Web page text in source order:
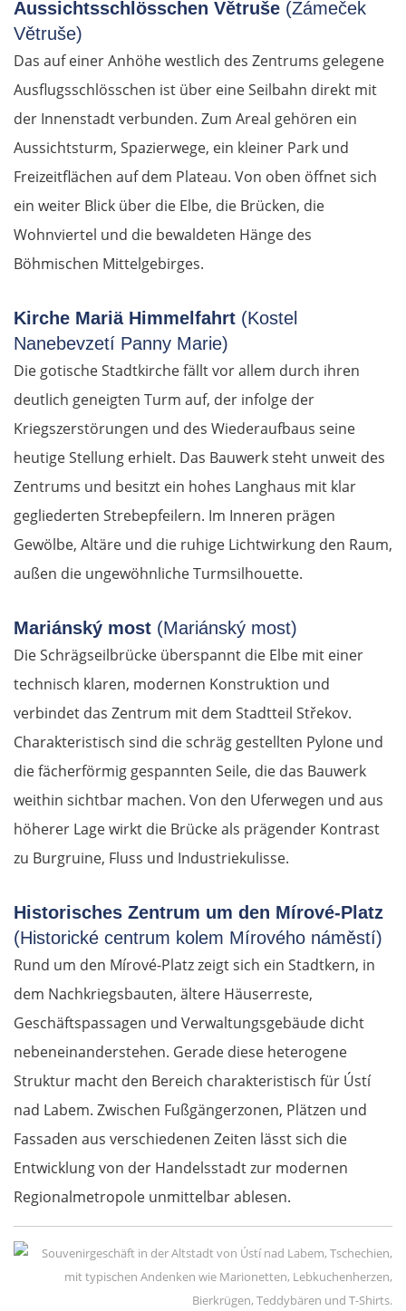
Aussichtsschlösschen Větruše (Zámeček
Větruše)
Das auf einer Anhöhe westlich des Zentrums gelegene
Ausflugsschlösschen ist über eine Seilbahn direkt mit
der Innenstadt verbunden. Zum Areal gehören ein
Aussichtsturm, Spazierwege, ein kleiner Park und
Freizeitflächen auf dem Plateau. Von oben öffnet sich
ein weiter Blick über die Elbe, die Brücken, die
Wohnviertel und die bewaldeten Hänge des
Böhmischen Mittelgebirges.
Kirche Mariä Himmelfahrt (Kostel
Nanebevzetí Panny Marie)
Die gotische Stadtkirche fällt vor allem durch ihren
deutlich geneigten Turm auf, der infolge der
Kriegszerstörungen und des Wiederaufbaus seine
heutige Stellung erhielt. Das Bauwerk steht unweit des
Zentrums und besitzt ein hohes Langhaus mit klar
gegliederten Strebepfeilern. Im Inneren prägen
Gewölbe, Altäre und die ruhige Lichtwirkung den Raum,
außen die ungewöhnliche Turmsilhouette.
Mariánský most (Mariánský most)
Die Schrägseilbrücke überspannt die Elbe mit einer
technisch klaren, modernen Konstruktion und
verbindet das Zentrum mit dem Stadtteil Střekov.
Charakteristisch sind die schräg gestellten Pylone und
die fächerförmig gespannten Seile, die das Bauwerk
weithin sichtbar machen. Von den Uferwegen und aus
höherer Lage wirkt die Brücke als prägender Kontrast
zu Burgruine, Fluss und Industriekulisse.
Historisches Zentrum um den Mírové-Platz
(Historické centrum kolem Mírového náměstí)
Rund um den Mírové-Platz zeigt sich ein Stadtkern, in
dem Nachkriegsbauten, ältere Häuserreste,
Geschäftspassagen und Verwaltungsgebäude dicht
nebeneinanderstehen. Gerade diese heterogene
Struktur macht den Bereich charakteristisch für Ústí
nad Labem. Zwischen Fußgängerzonen, Plätzen und
Fassaden aus verschiedenen Zeiten lässt sich die
Entwicklung von der Handelsstadt zur modernen
Regionalmetropole unmittelbar ablesen.